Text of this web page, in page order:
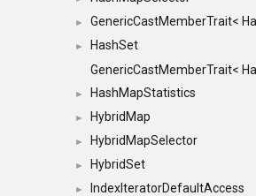
► GenericCastMemberTrait<
►
HashSet
GenericCastMemberTrait<
► HashMapStatistics
► HybridMap
► HybridMapSelector
► HybridSet
► IndexIteratorDefaultAccess